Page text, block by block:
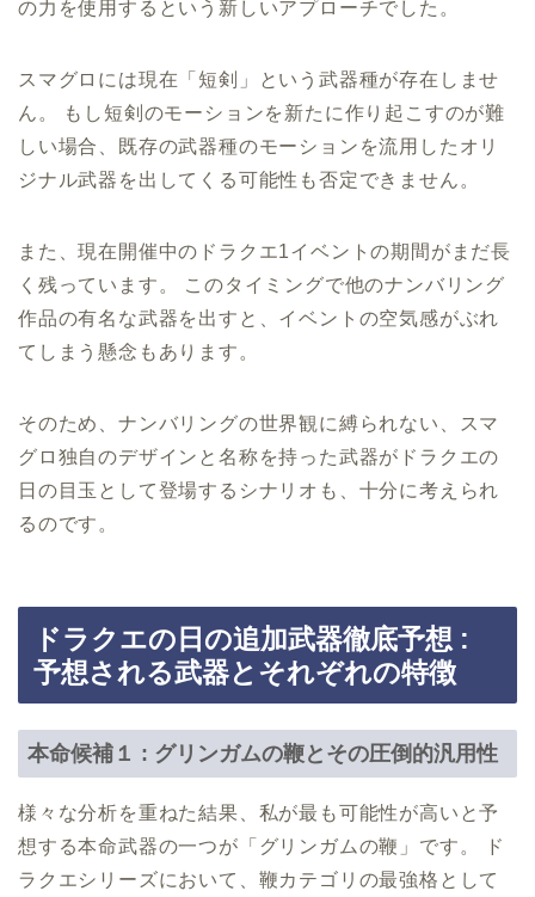
の力を使用するという新しいアプローチでした。
スマグロには現在「短剣」という武器種が存在しませ
ん。 もし短剣のモーションを新たに作り起こすのが難
しい場合、既存の武器種のモーションを流用したオリ
ジナル武器を出してくる可能性も否定できません。
また、現在開催中のドラクエ1イベントの期間がまだ長
く残っています。 このタイミングで他のナンバリング
作品の有名な武器を出すと、イベントの空気感がぶれ
てしまう懸念もあります。
そのため、ナンバリングの世界観に縛られない、スマ
グロ独自のデザインと名称を持った武器がドラクエの
日の目玉として登場するシナリオも、十分に考えられ
るのです。
ドラクエの日の追加武器徹底予想 :
予想される武器とそれぞれの特徴
本命候補１ : グリンガムの鞭とその圧倒的汎用性
様々な分析を重ねた結果、私が最も可能性が高いと予
想する本命武器の一つが「グリンガムの鞭」です。 ド
ラクエシリーズにおいて、鞭カテゴリの最強格として